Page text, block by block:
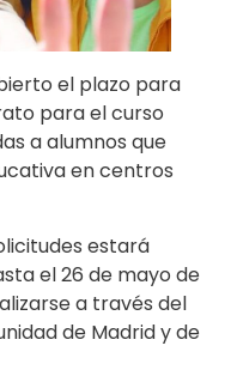
el plazo para
para el curso
a alumnos que
en centros
estará
el 26 de mayo de
a través del
de Madrid y de